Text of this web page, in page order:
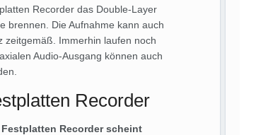
Recorder das Double-Layer
brennen. Die Aufnahme kann auch
zeitgemäß. Immerhin laufen noch
Audio-Ausgang können auch
Recorder
Recorder scheint